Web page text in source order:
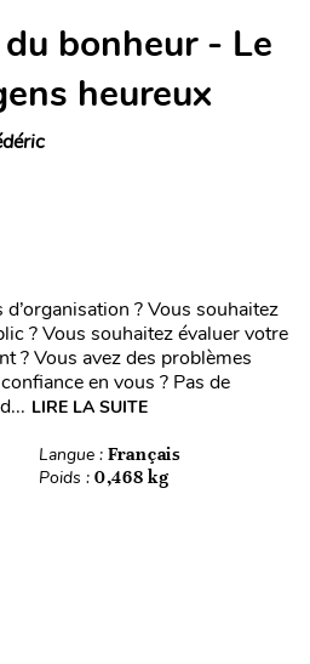
bonheur - Le
heureux
? Vous souhaitez
? Vous souhaitez évaluer votre
? Vous avez des problèmes
en vous ? Pas de
LIRE LA SUITE
Langue : Français
Poids : 0,468 kg